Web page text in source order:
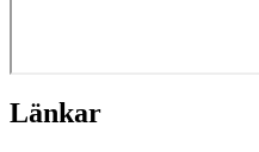
Länkar